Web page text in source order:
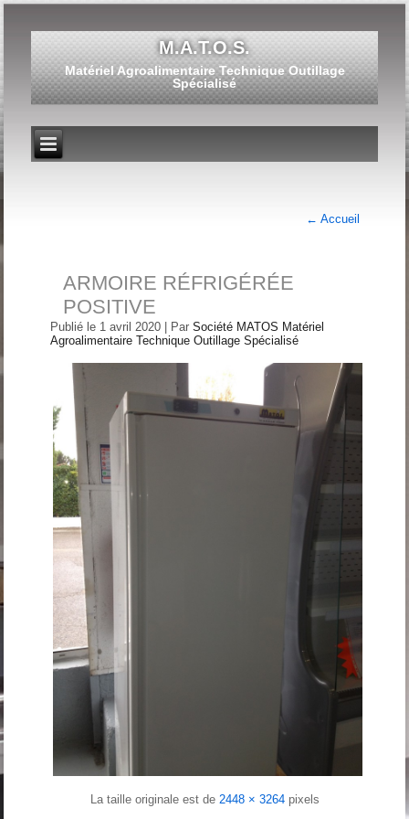
M.A.T.O.S.
Matériel Agroalimentaire Technique Outillage
Spécialisé
← Accueil
ARMOIRE RÉFRIGÉRÉE
POSITIVE
Publié le 1 avril 2020 Par Société MATOS Matériel
Agroalimentaire Technique Outillage Spécialisé
La taille originale est de 2448 × 3264pixels